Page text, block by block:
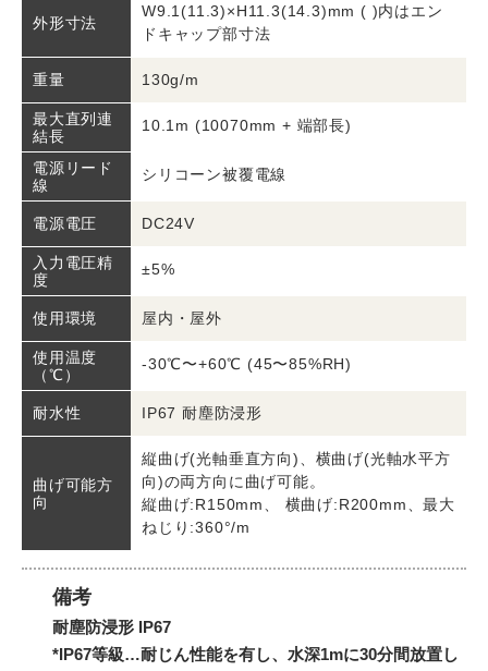
外形寸法
W9.1(11.3)×H11.3(14.3)mm ( )内はエン
ドキャップ部寸法
重量 130g/m
最大直列連
結長
10.1m (10070mm + 端部長)
電源リード
線
シリコーン被覆電線
電源電圧 DC24V
入力電圧精
度
±5%
使用環境 屋内・屋外
使用温度
（℃）
-30℃〜+60℃ (45〜85%RH)
耐水性 IP67 耐塵防浸形
曲げ可能方
向
縦曲げ(光軸垂直方向)、横曲げ(光軸水平方
向)の両方向に曲げ可能。
縦曲げ:R150mm、 横曲げ:R200mm、最大
ねじり:360°/m
備考
耐塵防浸形 IP67
*IP67等級…耐じん性能を有し、水深1mに30分間放置し